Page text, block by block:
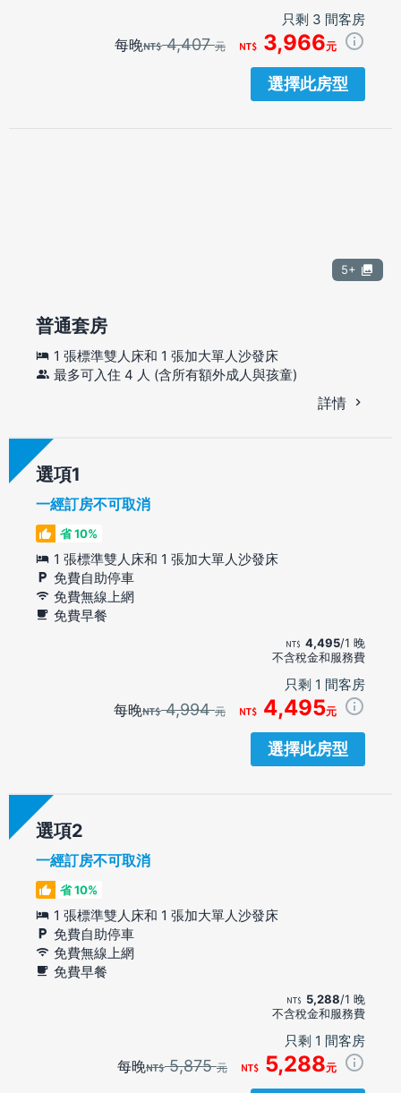
只剩 3 間客房
每晚 4,407元 3,966元
選擇此房型
5+
普通套房
1 張標準雙人床和 1 張加大單人沙發床
最多可入住 4 人 (含所有額外成人與孩童)
詳情
選項
一經訂房不可取消
省 10%
1 張標準雙人床和 1 張加大單人沙發床
免費自助停車
免費無線上網
免費早餐
4,495/1 晚
不含稅金和服務費
只剩 1 間客房
每晚 4,994元 4,495元
選擇此房型
選項
一經訂房不可取消
省 10%
1 張標準雙人床和 1 張加大單人沙發床
免費自助停車
免費無線上網
免費早餐
5,288/1 晚
不含稅金和服務費
只剩 1 間客房
每晚 5,875元 5,288元